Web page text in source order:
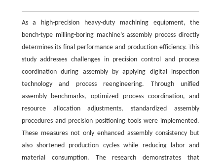
As a high-precision heavy-duty machining equipment, the
bench-type milling-boring machine’s assembly process directly
determines its final performance and production efficiency. This
study addresses challenges in precision control and process
coordination during assembly by applying digital inspection
technology and process reengineering. Through unified
assembly benchmarks, optimized process coordination, and
resource allocation adjustments, standardized assembly
procedures and precision positioning tools were implemented.
These measures not only enhanced assembly consistency but
also shortened production cycles while reducing labor and
material consumption. The research demonstrates that